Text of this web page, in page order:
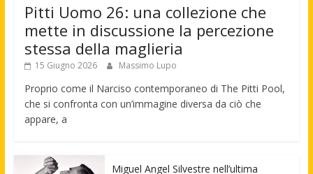
Pitti Uomo 26: una collezione che
mette in discussione la percezione
stessa della maglieria
15 Giugno 2026 Massimo Lupo
Proprio come il Narciso contemporaneo di The Pitti Pool,
che si confronta con un’immagine diversa da ciò che
appare, a
Miguel Angel Silvestre nell’ultima